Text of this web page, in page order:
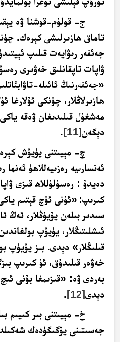
ج- قولۇم-قوشنا ۋە
تاماق ھازىرلىشى كېرەك.
جەئفەر رىۋايەت قىلىپ
ۋاپات تاپقانلىق خەۋىرى
«جەئفەرنىڭ ئائىلە-
ھازىرلاڭلار، چۈنكى ئۇلارغا
مەشغۇل قىلىدىغان ۋەقە
دېگەن[11]
.
چ- مېيىتنى يۇيۇش
ئەنسارىيە رەزىيەللاھۇ
دەيدۇ : رەسۇلۇللاھ قىزى
كىرىپ: «ئۇنى ئۈچ قېتىم
سىدىر بىلەن يۇيۇڭلار، ئەڭ
ئىشلىتىڭلار، يۇيۇپ
قىلىڭلار» دېدى. بىز يۇيۇپ
خەۋەر قىلىدۇق، ئۇ كىرىپ
بەردى ۋە: «قىزىمغا بۇنى ئىچ
دېدى[12]
.
خ- مېيىتنى بىر كىيىم
جەسىتىنى يۆگىگۈدەك